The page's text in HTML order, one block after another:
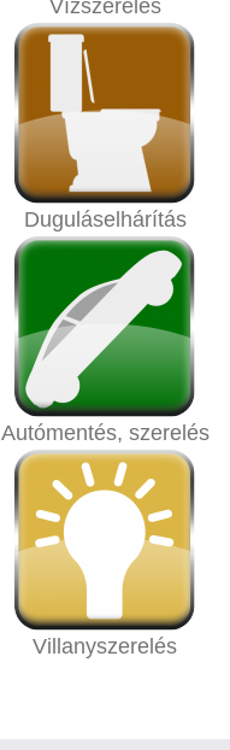
Vízszerelés
Duguláselhárítás
Autómentés, szerelés
Villanyszerelés